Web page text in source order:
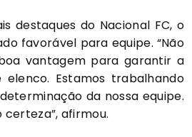
destaques do Nacional FC, o
favorável para equipe. “Não
vantagem para garantir a
Estamos trabalhando
da nossa equipe.
afirmou.